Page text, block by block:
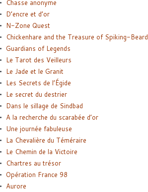
Chasse anonyme
D’encre et d’or
N-Zone Quest
Chickenhare and the Treasure of Spiking-Beard
Guardians of Legends
Le Tarot des Veilleurs
Le Jade et le Granit
Les Secrets de l’Égide
Le secret du destrier
Dans le sillage de Sindbad
A la recherche du scarabée d’or
Une journée fabuleuse
La Chevalière du Téméraire
Le Chemin de la Victoire
Chartres au trésor
Opération France 98
Aurore